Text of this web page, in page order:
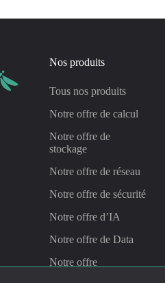
Nos produits
Tous nos produits
Notre offre de calcul
Notre offre de
stockage
Notre offre de réseau
Notre offre de sécurité
Notre offre d’IA
Notre offre de Data
Notre offre